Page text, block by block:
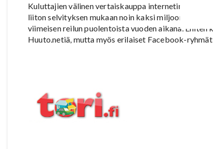
Kuluttajien välinen vertaiskauppa internetin eri
liiton selvityksen mukaan noin kaksi miljoonaa
viimeisen reilun puolentoista vuoden aikana.
Huuto.netiä, mutta myös erilaiset Facebook-